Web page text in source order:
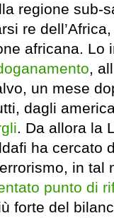
regione sub-
re
africana. Lo
,
un mese
dagli
. Da allora la
ha cercato
in tal
punto di
forte del